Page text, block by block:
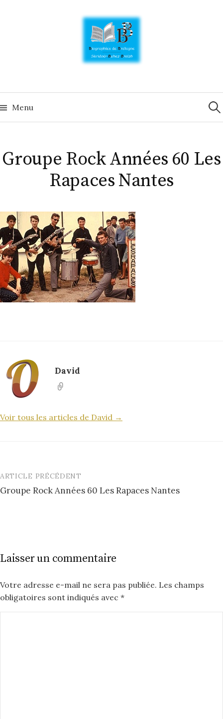
Menu
Groupe Rock Années 60 Les
Rapaces Nantes
David
Voir tous les articles de David →
Post
navigation
ARTICLE PRÉCÉDENT
Groupe Rock Années 60 Les Rapaces Nantes
Laisser un commentaire
Votre adresse e-mail ne sera pas publiée. Les champs
obligatoires sont indiqués avec *